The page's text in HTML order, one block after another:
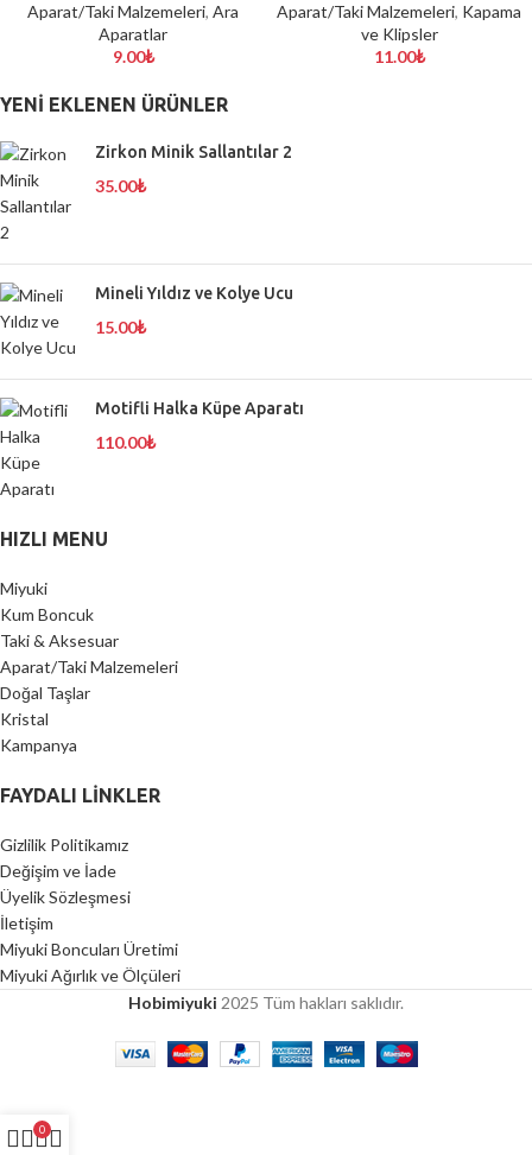
Aparat/Taki Malzemeleri, Ara
Aparatlar
9.00₺
Aparat/Taki Malzemeleri, Kapama
ve Klipsler
11.00₺
YENI EKLENEN ÜRÜNLER
Zirkon Minik Sallantılar 2
35.00₺
Mineli Yıldız ve Kolye Ucu
15.00₺
Motifli Halka Küpe Aparatı
110.00₺
HIZLI MENU
Miyuki
Kum Boncuk
Taki & Aksesuar
Aparat/Taki Malzemeleri
Doğal Taşlar
Kristal
Kampanya
FAYDALI LİNKLER
Gizlilik Politikamız
Değişim ve İade
Üyelik Sözleşmesi
İletişim
Miyuki Boncuları Üretimi
Miyuki Ağırlık ve Ölçüleri
Hobimiyuki 2025 Tüm hakları saklıdır.
0